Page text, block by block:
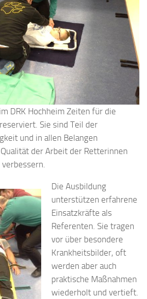
DRK Hochheim Zeiten für die
Sie sind Teil der
und in allen Belangen
der Arbeit der Retterinnen
Die Ausbildung
unterstützen erfahrene
Einsatzkräfte als
Referenten. Sie tragen
vor über besondere
Krankheitsbilder, oft
werden aber auch
praktische Maßnahmen
wiederholt und vertieft.